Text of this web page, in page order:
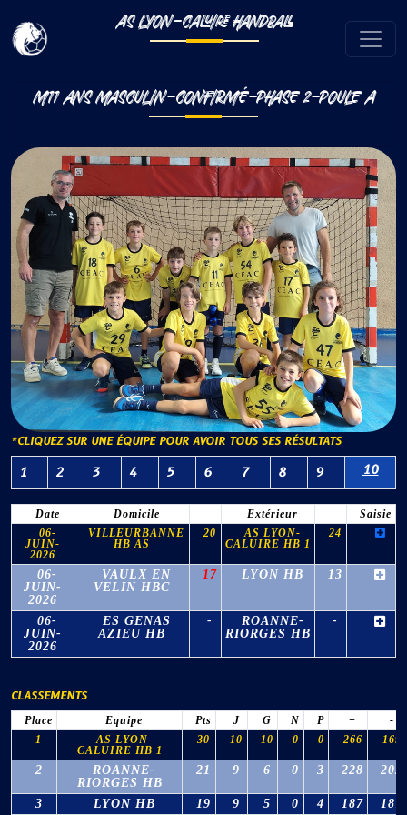
AS LYON-CALUIRE HANDBALL
M11 ANS MASCULIN-CONFIRMÉ-PHASE 2-POULE A
*CLIQUEZ SUR UNE ÉQUIPE POUR AVOIR TOUS SES RÉSULTATS
1 2 3 4 5 6 7 8 9 10
Date Domicile Extérieur
Saisie
06-
JUIN-
2026
VILLEURBANNE
HB AS
20
AS LYON-
CALUIRE HB 1
24
06-
JUIN-
2026
VAULX EN
VELIN HBC
17 LYON HB 13
06-
JUIN-
2026
ES GENAS
AZIEU HB
-
ROANNE-
RIORGES HB
-
CLASSEMENTS
Place Equipe Pts J G N P +
-
1
AS LYON-
CALUIRE HB 1
30 10 10 0 0 266 169
2
ROANNE-
RIORGES HB
21 9 6 0 3 228 202
3 LYON HB 19 9 5 0 4 187 187